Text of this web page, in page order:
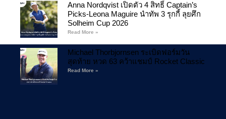
Anna Nordqvist เปิดตัว 4 สิทธิ์ Captain’s
Picks-Leona Maguire นำทัพ 3 รุกกี้ ลุยศึก
Solheim Cup 2026
Read More »
Michael Thorbjornsen ระเบิดฟอร์มวัน
สุดท้าย หวด 63 คว้าแชมป์ Rocket Classic
Read More »